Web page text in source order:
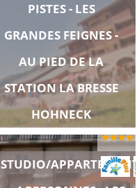
PISTES - LES
GRANDES FEIGNES -
AU PIED DE LA
STATION LA BRESSE
HOHNECK
STUDIO/APPARTEMENT